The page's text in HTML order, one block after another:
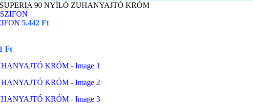
90 NYÍLÓ ZUHANYAJTÓ KRÓM
5.442 Ft
Ft